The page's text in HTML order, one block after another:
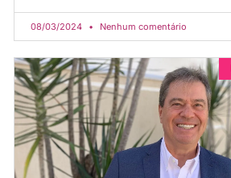
08/03/2024 Nenhum comentário